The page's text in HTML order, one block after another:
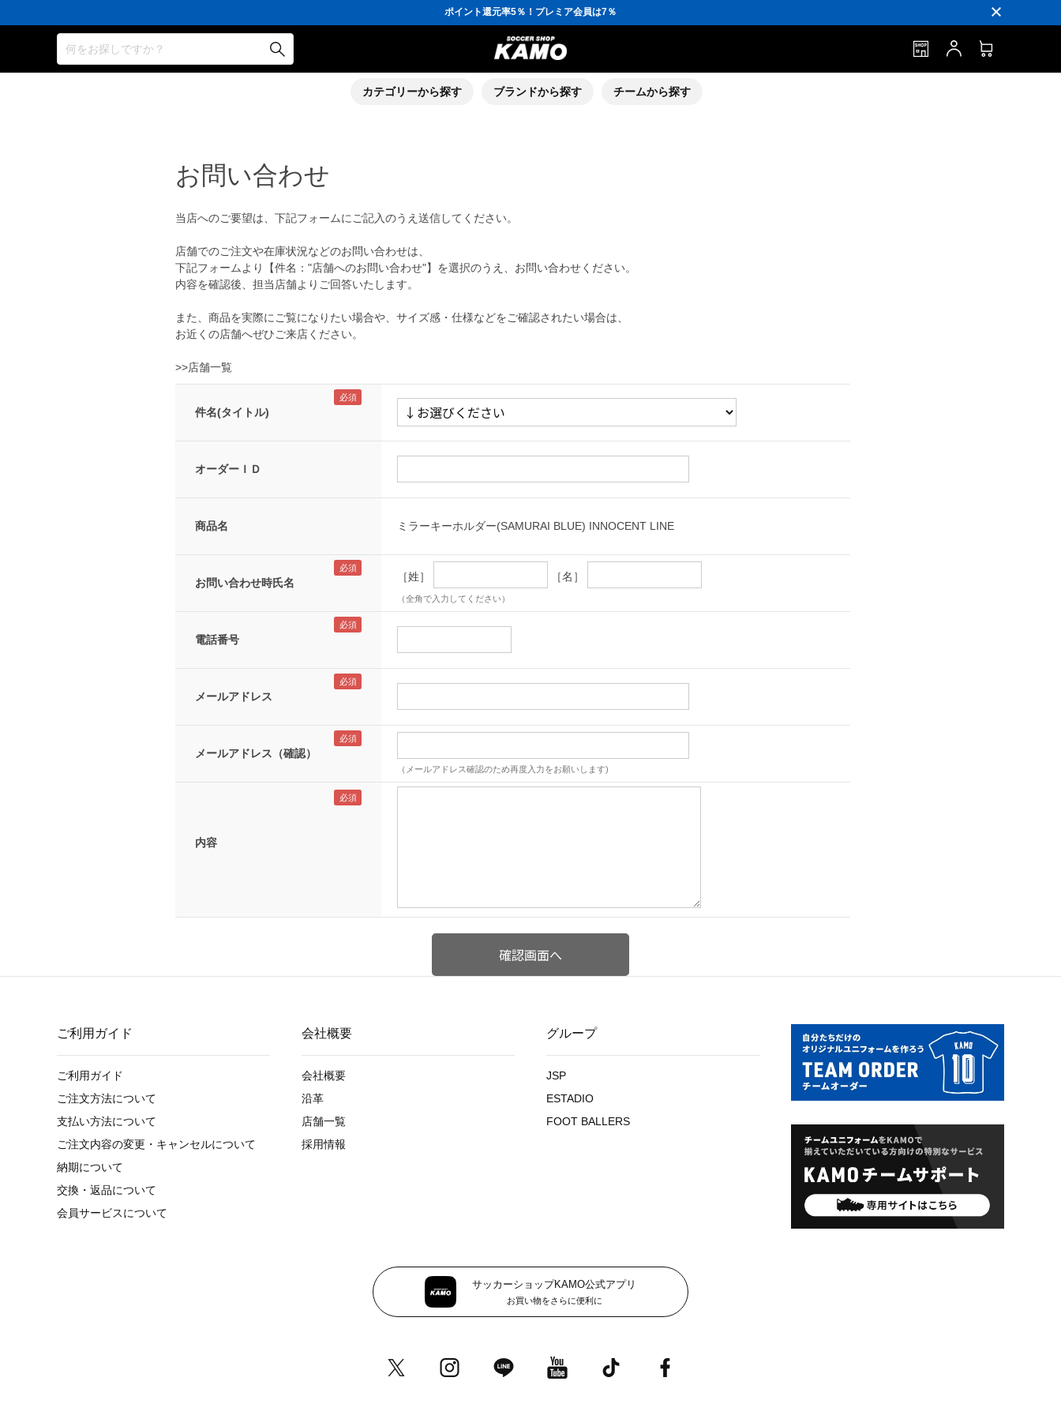
ポイント還元率5％！プレミア会員は7％
会員の方にはお誕生月に「10％OFFクーポン」プレゼント！
16,000円(税込)以上でシューズケースプレゼント！
3,300円(税込)以上で送料無料！
ポイント還元率5％！プレミア会員は7％
会員の方にはお誕生月に「10％OFFクーポン」プレゼント！
何をお探しですか？
カテゴリーから探す ブランドから探す チームから探す
お問い合わせ
当店へのご要望は、下記フォームにご記入のうえ送信してください。
店舗でのご注文や在庫状況などのお問い合わせは、
下記フォームより【件名："店舗へのお問い合わせ"】を選択のうえ、お問い合わせください。
内容を確認後、担当店舗よりご回答いたします。
また、商品を実際にご覧になりたい場合や、サイズ感・仕様などをご確認されたい場合は、
お近くの店舗へぜひご来店ください。
>>店舗一覧
件名(タイトル)
オーダーＩＤ
商品名 ミラーキーホルダー(SAMURAI BLUE) INNOCENT LINE
お問い合わせ時氏名 ［姓］ ［名］
（全角で入力してください）
電話番号
メールアドレス
メールアドレス（確認）
（メールアドレス確認のため再度入力をお願いします)
内容
ご利用ガイド
ご利用ガイド
ご注文方法について
支払い方法について
ご注文内容の変更・キャンセルについて
納期について
交換・返品について
会員サービスについて
会社概要
会社概要
沿革
店舗一覧
採用情報
グループ
JSP
ESTADIO
FOOT BALLERS
サッカーショップKAMO公式アプリ
お買い物をさらに便利に